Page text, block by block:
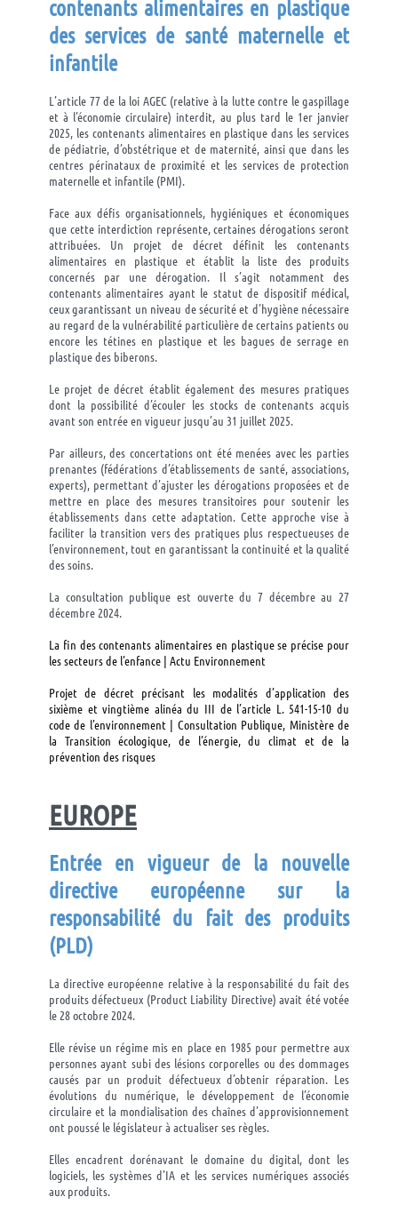
contenants alimentaires en plastique
des services de santé maternelle et
infantile
L’article 77 de la loi AGEC (relative à la lutte contre le gaspillage
et à l’économie circulaire) interdit, au plus tard le 1er janvier
2025, les contenants alimentaires en plastique dans les services
de pédiatrie, d’obstétrique et de maternité, ainsi que dans les
centres périnataux de proximité et les services de protection
maternelle et infantile (PMI).
Face aux défis organisationnels, hygiéniques et économiques
que cette interdiction représente, certaines dérogations seront
attribuées. Un projet de décret définit les contenants
alimentaires en plastique et établit la liste des produits
concernés par une dérogation. Il s’agit notamment des
contenants alimentaires ayant le statut de dispositif médical,
ceux garantissant un niveau de sécurité et d’hygiène nécessaire
au regard de la vulnérabilité particulière de certains patients ou
encore les tétines en plastique et les bagues de serrage en
plastique des biberons.
Le projet de décret établit également des mesures pratiques
dont la possibilité d’écouler les stocks de contenants acquis
avant son entrée en vigueur jusqu’au 31 juillet 2025.
Par ailleurs, des concertations ont été menées avec les parties
prenantes (fédérations d’établissements de santé, associations,
experts), permettant d’ajuster les dérogations proposées et de
mettre en place des mesures transitoires pour soutenir les
établissements dans cette adaptation. Cette approche vise à
faciliter la transition vers des pratiques plus respectueuses de
l’environnement, tout en garantissant la continuité et la qualité
des soins.
La consultation publique est ouverte du 7 décembre au 27
décembre 2024.
La fin des contenants alimentaires en plastique se précise pour
les secteurs de l’enfance | Actu Environnement
Projet de décret précisant les modalités d’application des
sixième et vingtième alinéa du III de l’article L. 541-15-10 du
code de l’environnement | Consultation Publique, Ministère de
la Transition écologique, de l’énergie, du climat et de la
prévention des risques
EUROPE
Entrée en vigueur de la nouvelle
directive européenne sur la
responsabilité du fait des produits
(PLD)
La directive européenne relative à la responsabilité du fait des
produits défectueux (Product Liability Directive) avait été votée
le 28 octobre 2024.
Elle révise un régime mis en place en 1985 pour permettre aux
personnes ayant subi des lésions corporelles ou des dommages
causés par un produit défectueux d’obtenir réparation. Les
évolutions du numérique, le développement de l’économie
circulaire et la mondialisation des chaînes d’approvisionnement
ont poussé le législateur à actualiser ses règles.
Elles encadrent dorénavant le domaine du digital, dont les
logiciels, les systèmes d’IA et les services numériques associés
aux produits.